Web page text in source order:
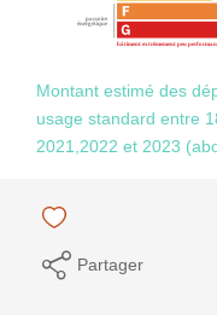
Montant estimé des
usage standard entre
2021,2022 et 2023
Partager